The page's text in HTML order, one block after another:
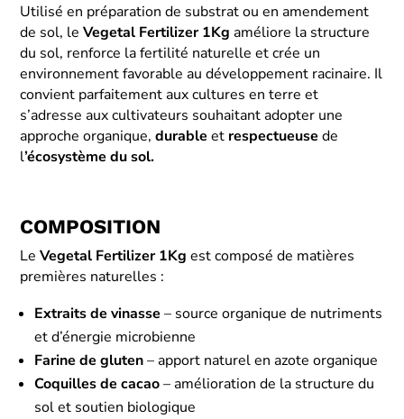
Utilisé en préparation de substrat ou en amendement
de sol, leVegetal Fertilizer 1Kg améliore la structure
du sol, renforce la fertilité naturelle et crée un
environnement favorable au développement racinaire. Il
convient parfaitement aux cultures en terre et
s’adresse aux cultivateurs souhaitant adopter une
approche organique,durable et respectueuse de
l’écosystème du sol.
COMPOSITION
LeVegetal Fertilizer 1Kgest composé de matières
premières naturelles :
Extraits de vinasse – source organique de nutriments
et d’énergie microbienne
Farine de gluten– apport naturel en azote organique
Coquilles de cacao– amélioration de la structure du
sol et soutien biologique